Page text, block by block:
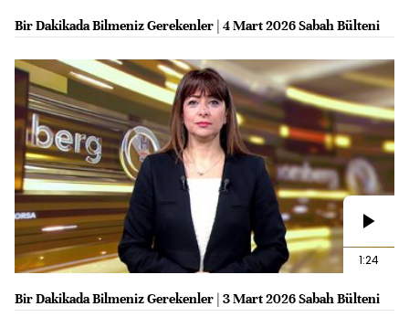
Bir Dakikada Bilmeniz Gerekenler | 4 Mart 2026 Sabah Bülteni
1:24
Bir Dakikada Bilmeniz Gerekenler | 3 Mart 2026 Sabah Bülteni